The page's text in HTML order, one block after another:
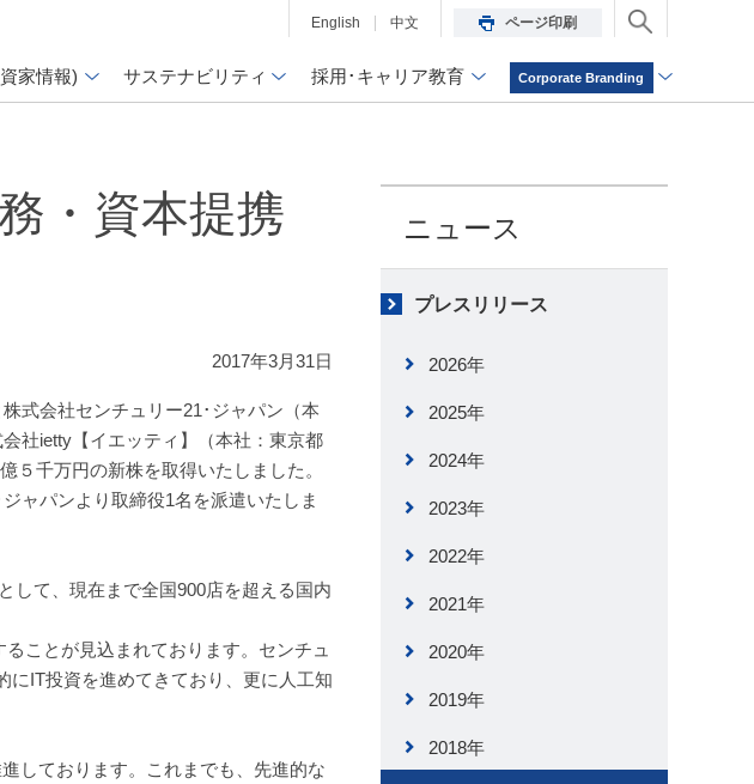
English 中文 ページ印刷
家情報) サステナビリティ 採用･キャリア教育 Corporate Branding
・資本提携
2017年3月31日
式会社センチュリー21･ジャパン（本
社ietty【イエッティ】（本社：東京都
５千万円の新株を取得いたしました。
ャパンより取締役1名を派遣いたしま
して、現在まで全国900店を超える国内
ことが見込まれております。センチュ
にIT投資を進めてきており、更に人工知
しております。これまでも、先進的な
ニュース
プレスリリース
2026年
2025年
2024年
2023年
2022年
2021年
2020年
2019年
2018年